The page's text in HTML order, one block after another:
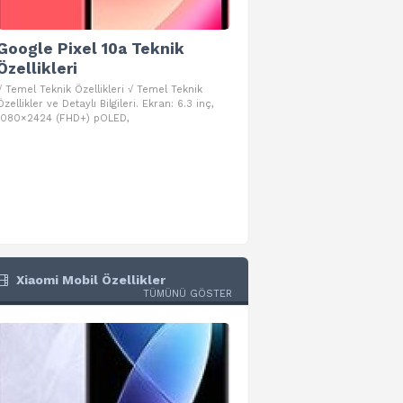
Pixel 10a Teknik
Temel Teknik Özellikleri √ Temel Teknik
ve Detaylı Bilgileri. Ekran: 6.3 inç,
(FHD+) pOLED,
Xiaomi Mobil Özellikler
TÜMÜNÜ GÖSTER